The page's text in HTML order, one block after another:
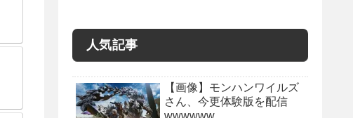
人気記事
【画像】モンハンワイルズ
さん、今更体験版を配信
wwwwww